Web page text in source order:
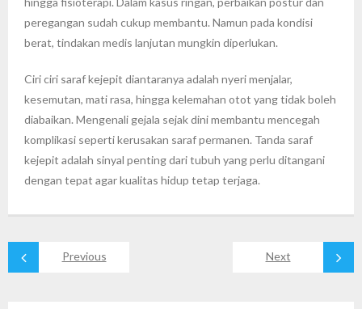
peregangan sudah cukup membantu. Namun pada kondisi
berat, tindakan medis lanjutan mungkin diperlukan.
Ciri ciri saraf kejepit diantaranya adalah nyeri menjalar,
kesemutan, mati rasa, hingga kelemahan otot yang tidak boleh
diabaikan. Mengenali gejala sejak dini membantu mencegah
komplikasi seperti kerusakan saraf permanen. Tanda saraf
kejepit adalah sinyal penting dari tubuh yang perlu ditangani
dengan tepat agar kualitas hidup tetap terjaga.
Previous Next